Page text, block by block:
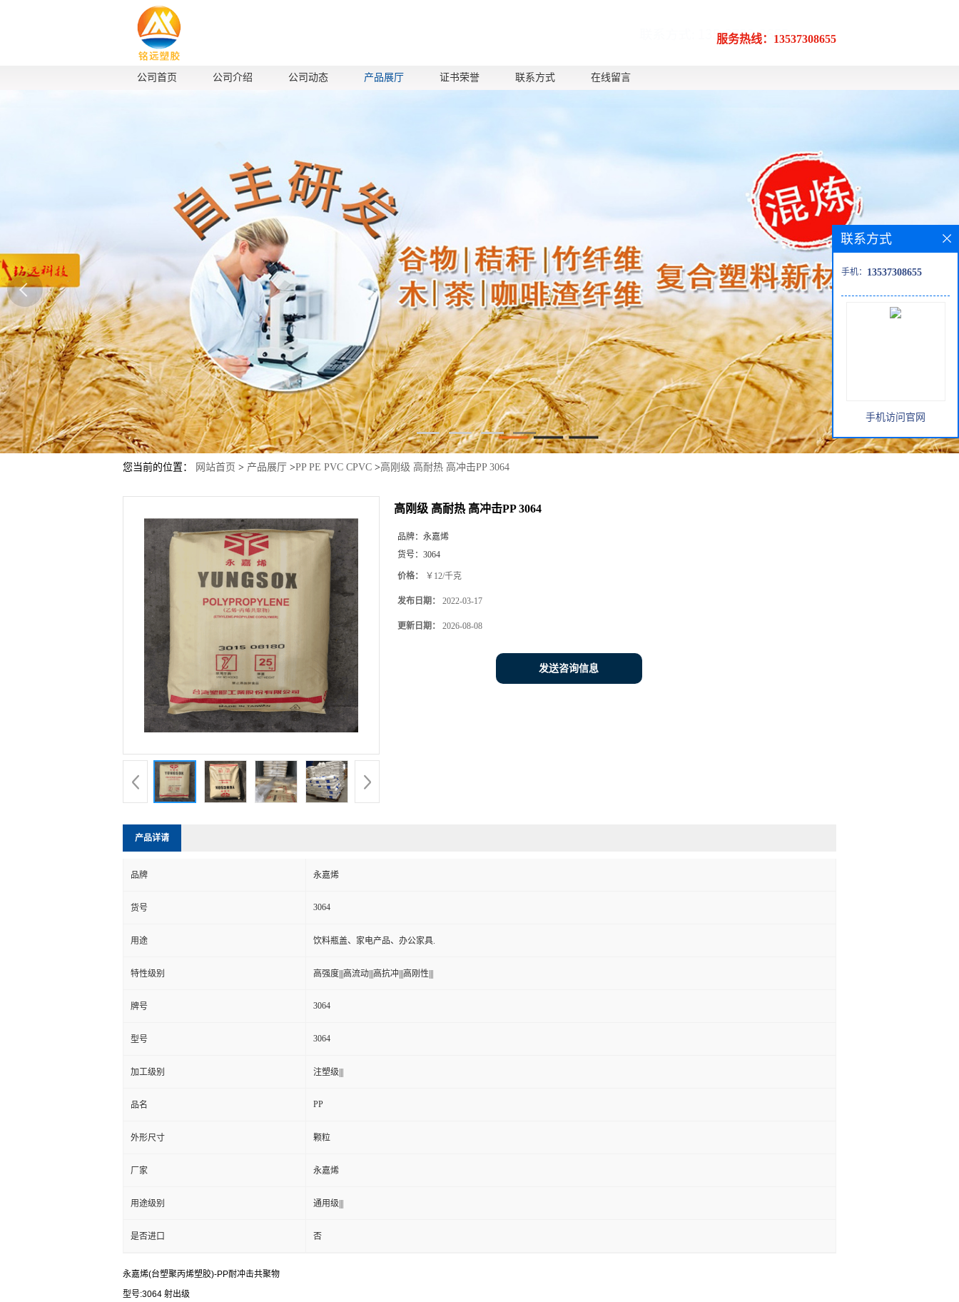
服务热线：13537308655
公司首页 公司介绍 公司动态 产品展厅 证书荣誉 联系方式 在线留言
您当前的位置： 网站首页 > 产品展厅 >PP PE PVC CPVC >高刚级 高耐热 高冲击PP 3064
高刚级 高耐热 高冲击PP 3064
品牌： 永嘉烯
货号： 3064
价格： ￥12/千克
发布日期： 2022-03-17
更新日期： 2026-08-08
发送咨询信息
产品详请
品牌 永嘉烯
货号 3064
用途 饮料瓶盖、家电产品、办公家具.
特性级别 高强度|||高流动|||高抗冲|||高刚性|||
牌号 3064
型号 3064
加工级别 注塑级|||
品名 PP
外形尺寸 颗粒
厂家 永嘉烯
用途级别 通用级|||
是否进口 否
永嘉烯(台塑聚丙烯塑胶)-PP耐冲击共聚物
型号:3064 射出级
联系方式
手机： 13537308655
手机访问官网